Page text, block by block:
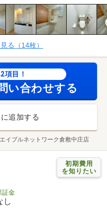
る（14枚）
項目！
い合わせする
追加する
イブルネットワーク倉敷中庄店
初期費用
を知りたい
証金
し